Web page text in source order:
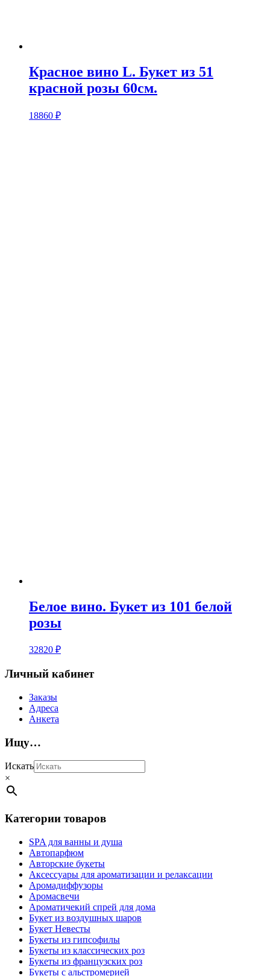
Красное вино L. Букет из 51
красной розы 60см.
18860 ₽
Белое вино. Букет из 101 белой
розы
32820 ₽
Личный кабинет
Заказы
Адреса
Анкета
Ищу…
Искать
×
Категории товаров
SPA для ванны и душа
Автопарфюм
Авторские букеты
Аксессуары для ароматизации и релаксации
Аромадиффузоры
Аромасвечи
Ароматичекий спрей для дома
Букет из воздушных шаров
Букет Невесты
Букеты из гипсофилы
Букеты из классических роз
Букеты из французских роз
Букеты с альстромерией